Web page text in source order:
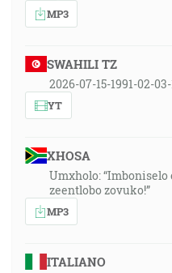
MP3
SWAHILI TZ
2026-07-15-1991-02-
YT
XHOSA
Umxholo:
zeentlobo zovuko!”
MP3
ITALIANO